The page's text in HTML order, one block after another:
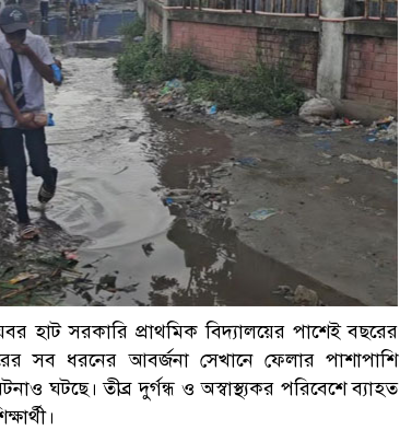
হাট সরকারি প্রাথমিক বিদ্যালয়ের পাশেই বছরের
সব ধরনের আবর্জনা সেখানে ফেলার পাশাপাশি
ঘটছে। তীব্র দুর্গন্ধ ও অস্বাস্থ্যকর পরিবেশে ব্যাহত